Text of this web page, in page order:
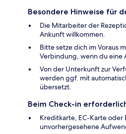
Besondere Hinweise für
Die Mitarbeiter der
Ankunft willkommen.
Bitte setze dich im Voraus
Verbindung, wenn du eine
Von der Unterkunft zur
werden ggf. mit
übersetzt.
Beim Check-in
Kreditkarte, EC-Karte
unvorhergesehene